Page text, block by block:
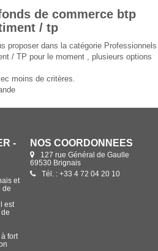
de commerce btp
/ tp
proposer dans la catégorie Professionnels
/ TP pour le moment , plusieurs options
moins de critères.
-
et
de
est
fort
NOS COORDONNÉES
127 rue Général de Gaulle
69530 Brignais
Tél. : +33 4 72 04 20 10